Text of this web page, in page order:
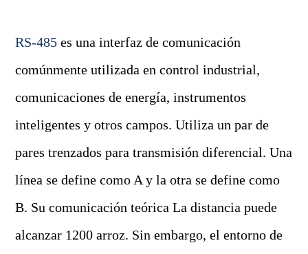
RS-485 es una interfaz de comunicación
comúnmente utilizada en control industrial,
comunicaciones de energía, instrumentos
inteligentes y otros campos. Utiliza un par de
pares trenzados para transmisión diferencial. Una
línea se define como A y la otra se define como
B. Su comunicación teórica La distancia puede
alcanzar 1200 arroz. Sin embargo, el entorno de